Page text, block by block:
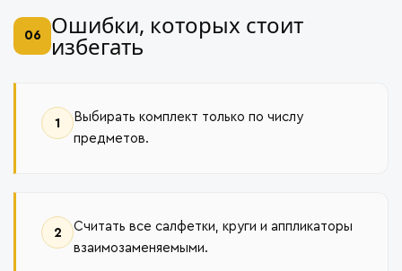
06 Ошибки, которых стоит
избегать
1
Выбирать комплект только по числу
предметов.
2
Считать все салфетки, круги и аппликаторы
взаимозаменяемыми.